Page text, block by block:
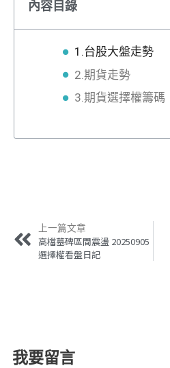
內容目錄
1.台股大盤走勢
2.期貨走勢
3.期貨選擇權籌碼
上一篇文章
高檔墓碑區間震盪 20250905
選擇權看盤日記
我要留言